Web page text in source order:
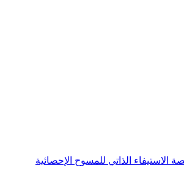
الاستيفاء الذاتي للمسوح الإحصائية